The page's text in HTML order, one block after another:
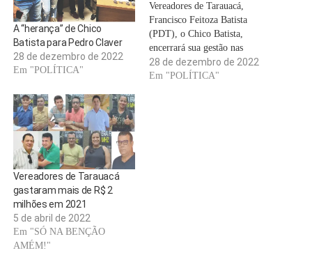
A “herança” de Chico
Batista para Pedro Claver
28 de dezembro de 2022
Em "POLÍTICA"
Vereadores de Tarauacá,
Francisco Feitoza Batista
(PDT), o Chico Batista,
encerrará sua gestão nas
próximas 72 horas. O novo
presidente da Câmara será
28 de dezembro de 2022
Em "POLÍTICA"
Vereadores de Tarauacá
gastaram mais de R$ 2
milhões em 2021
5 de abril de 2022
Em "SÓ NA BENÇÃO
AMÉM!"